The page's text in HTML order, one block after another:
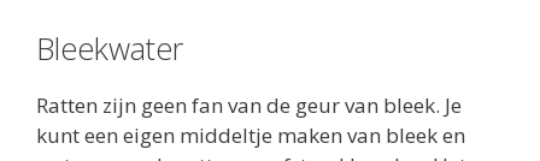
Bleekwater
Ratten zijn geen fan van de geur van bleek. Je
kunt een eigen middeltje maken van bleek en